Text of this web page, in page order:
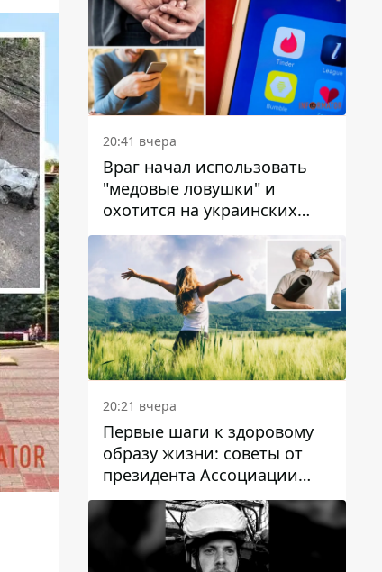
20:41 вчера
Враг начал использовать
"медовые ловушки" и
охотится на украинских
военнослужащих
20:21 вчера
Первые шаги к здоровому
образу жизни: советы от
президента Ассоциации
диетологов Украины